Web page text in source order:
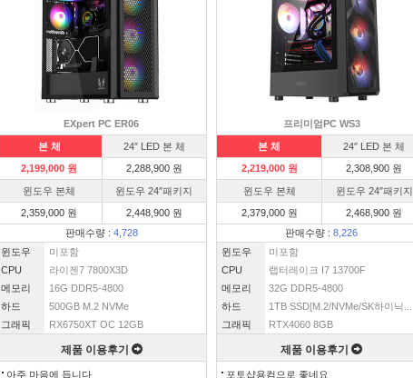
EXpert PC ER06
본 체
24″ LED 본 체
2,199,000 원
2,288,900 원
윈도우 본체
윈도우 24″패키지
2,359,000 원
2,448,900 원
판매수량 : 4,728
윈도우
미포함
CPU
라이젠7 7800X3D
메모리
16G DDR5-4800
하드
500GB M.2 NVMe
그래픽
RX6750XT OC 12GB
제품 이용후기
아주 마음에 듭니다
프리미엄PC WS3
본 체
24″ LED 본 체
2,219,000 원
2,308,900 원
윈도우 본체
윈도우 24″패키지
2,379,000 원
2,468,900 원
판매수량 : 8,226
윈도우
미포함
CPU
랩터레이크 I7 13700F
메모리
32G DDR5-4800
하드
1TB SSD[M.2/NVMe/SK하이닉...
그래픽
RTX4060 8GB
제품 이용후기
포토샵용컴으로 좋네요